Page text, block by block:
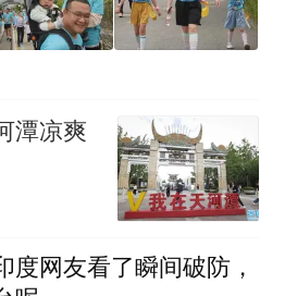
潭凉爽
度网友看了瞬间破防，